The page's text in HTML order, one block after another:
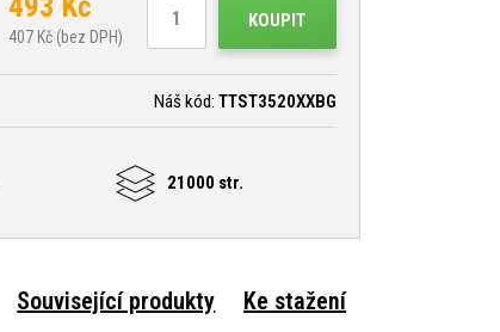
407Kč (bez DPH)
KOUPIT
Náš kód: TTST3520XXBG
21000 str.
Související produkty Ke stažení